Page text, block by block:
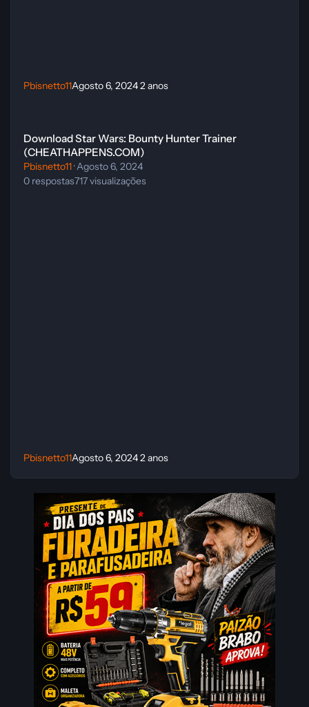
Pbisnetto11Agosto 6, 20242 anos
Download Star Wars: Bounty Hunter Trainer
(CHEATHAPPENS.COM)
Pbisnetto11·Agosto 6, 2024
0 respostas717visualizações
Pbisnetto11Agosto 6, 20242 anos